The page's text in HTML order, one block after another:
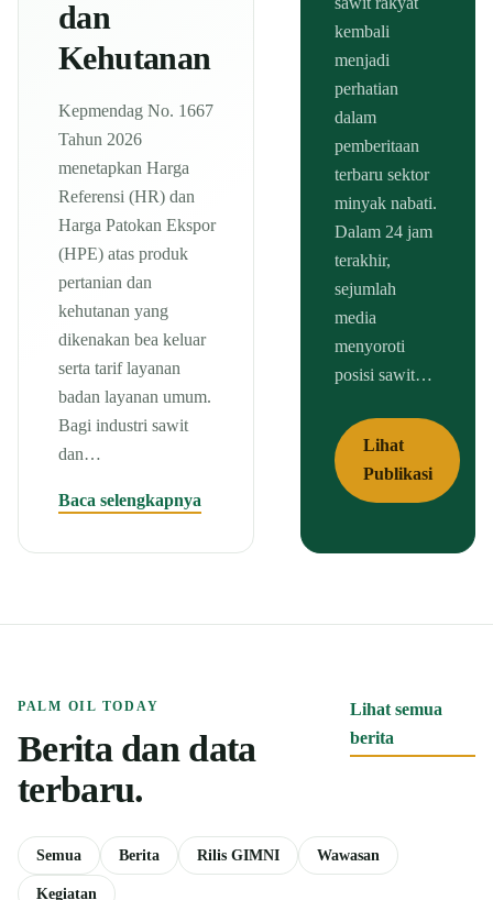
dan
Kehutanan
Kepmendag No. 1667
Tahun 2026
menetapkan Harga
Referensi (HR) dan
Harga Patokan Ekspor
(HPE) atas produk
pertanian dan
kehutanan yang
dikenakan bea keluar
serta tarif layanan
badan layanan umum.
Bagi industri sawit
dan…
Baca selengkapnya
kembali
menjadi
perhatian
dalam
pemberitaan
terbaru sektor
minyak nabati.
Dalam 24 jam
terakhir,
sejumlah
media
menyoroti
posisi sawit…
Lihat
Publikasi
PALM OIL TODAY
Berita dan data
terbaru.
Lihat semua
berita
Semua Berita Rilis GIMNI Wawasan
Kegiatan